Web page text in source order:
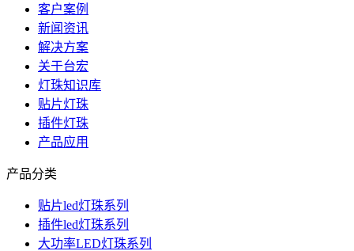
客户案例
新闻资讯
解决方案
关于台宏
灯珠知识库
贴片灯珠
插件灯珠
产品应用
产品分类
贴片led灯珠系列
插件led灯珠系列
大功率LED灯珠系列